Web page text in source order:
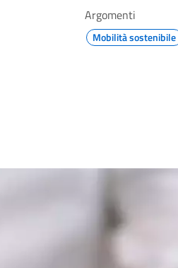
Argomenti
Mobilità sostenibile